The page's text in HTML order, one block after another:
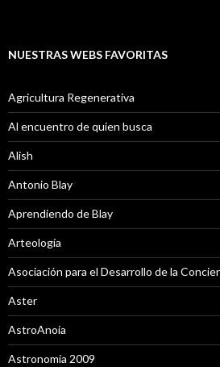
NUESTRAS WEBS FAVORITAS
Agricultura Regenerativa
Al encuentro de quien busca
Alish
Antonio Blay
Aprendiendo de Blay
Arteología
Asociación para el Desarrollo de la
Aster
AstroAnoia
Astronomía 2009